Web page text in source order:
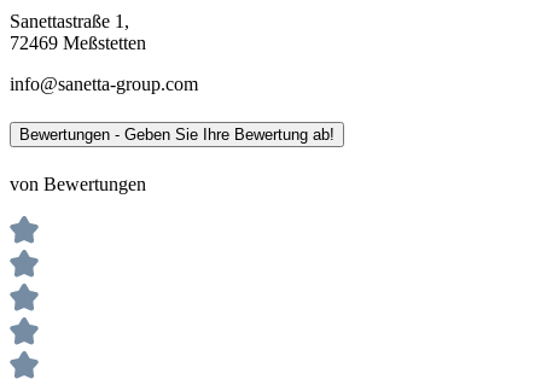
Sanettastraße 1,
72469 Meßstetten
info@sanetta-group.com
Bewertungen - Geben Sie Ihre Bewertung ab!
von Bewertungen